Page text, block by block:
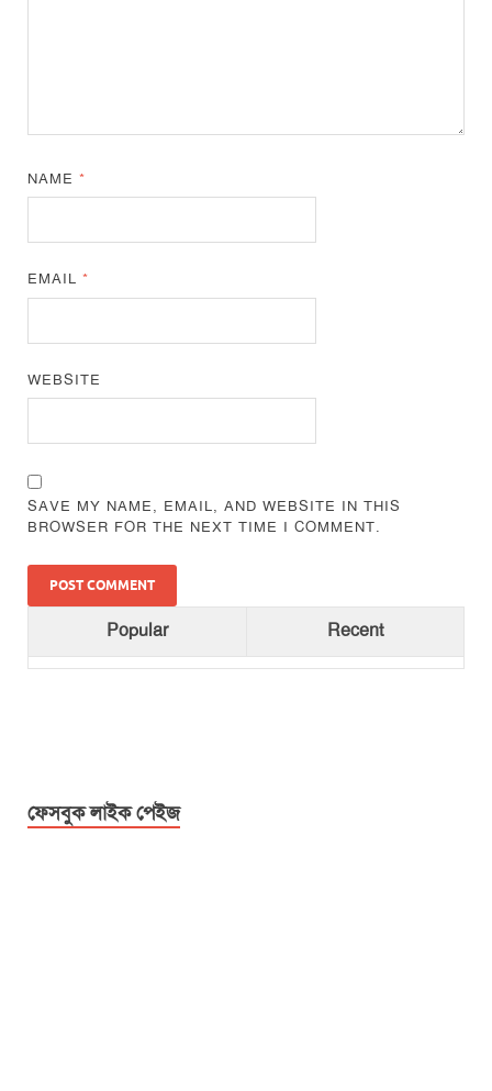
NAME*
EMAIL*
WEBSITE
SAVE MY NAME, EMAIL, AND WEBSITE IN THIS
BROWSER FOR THE NEXT TIME I COMMENT.
Popular Recent
ফেসবুক লাইক পেইজ